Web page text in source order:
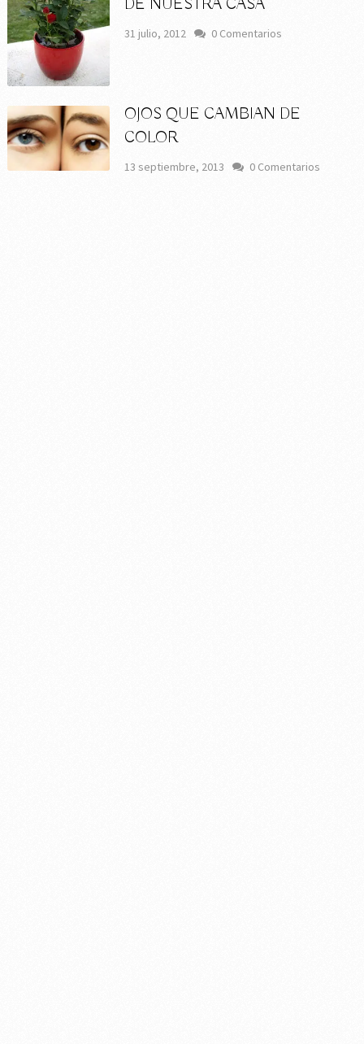
DE NUESTRA CASA
31 julio, 2012 0 Comentarios
OJOS QUE CAMBIAN DE
COLOR
13 septiembre, 2013 0 Comentarios